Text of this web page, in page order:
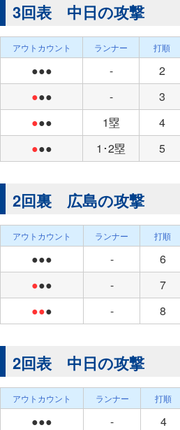
3回表 中日の攻撃
アウトカウント ランナー 打順
●●● - 2
●●● - 3
●●● 1塁 4
●●● 1･2塁 5
2回裏 広島の攻撃
アウトカウント ランナー 打順
●●● - 6
●●● - 7
●●● - 8
2回表 中日の攻撃
アウトカウント ランナー 打順
●●● - 4